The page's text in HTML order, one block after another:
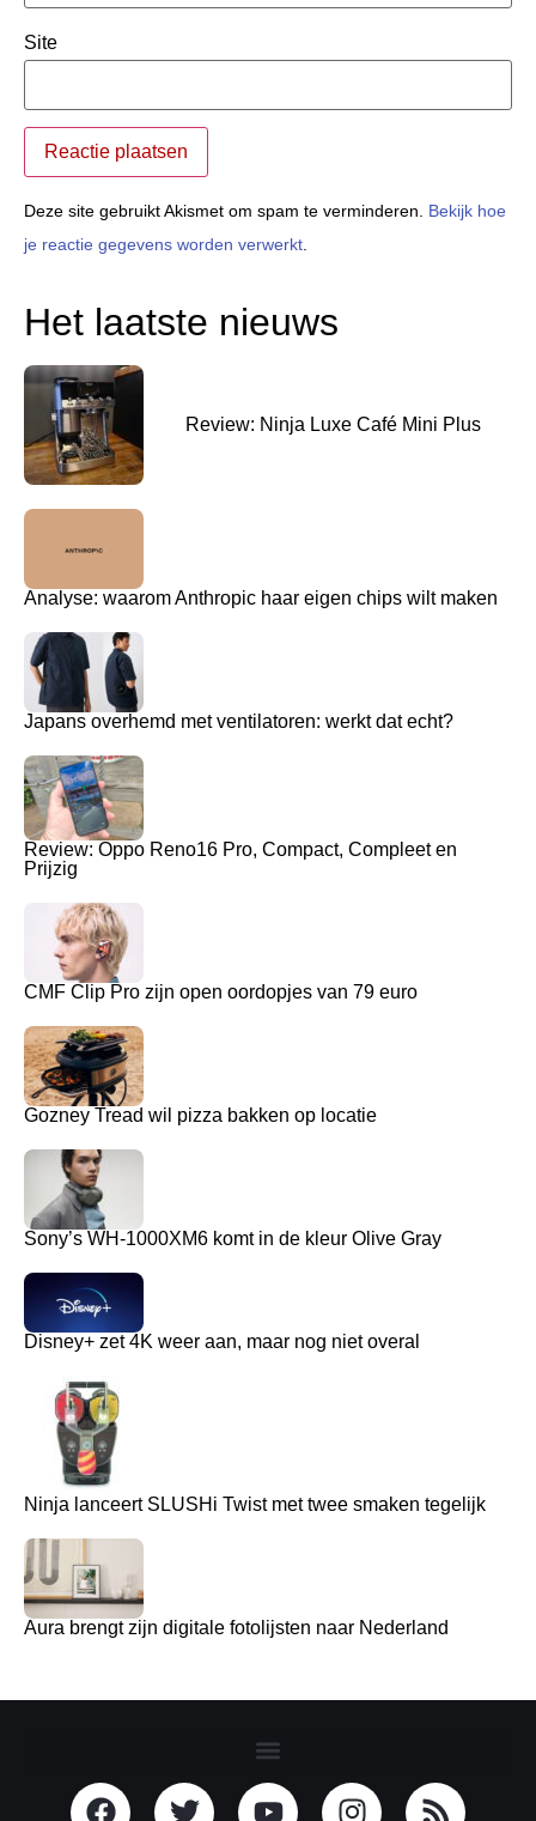
Site
Deze site gebruikt Akismet om spam te verminderen. Bekijk hoe
je reactie gegevens worden verwerkt.
Het laatste nieuws
Review: Ninja Luxe Café Mini Plus
Analyse: waarom Anthropic haar eigen chips wilt maken
Japans overhemd met ventilatoren: werkt dat echt?
Review: Oppo Reno16 Pro, Compact, Compleet en
Prijzig
CMF Clip Pro zijn open oordopjes van 79 euro
Gozney Tread wil pizza bakken op locatie
Sony’s WH-1000XM6 komt in de kleur Olive Gray
Disney+ zet 4K weer aan, maar nog niet overal
Ninja lanceert SLUSHi Twist met twee smaken tegelijk
Aura brengt zijn digitale fotolijsten naar Nederland